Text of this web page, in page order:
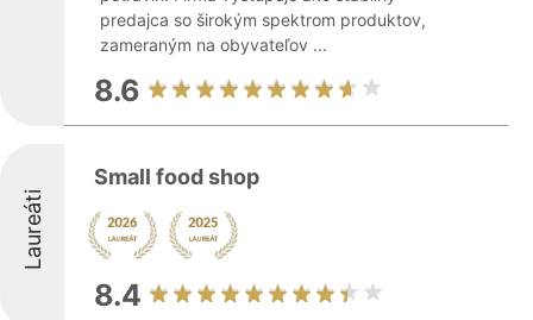
predajca so širokým spektrom produktov,
zameraným na obyvateľov ...
8.6
Laureáti
Small food shop
8.4